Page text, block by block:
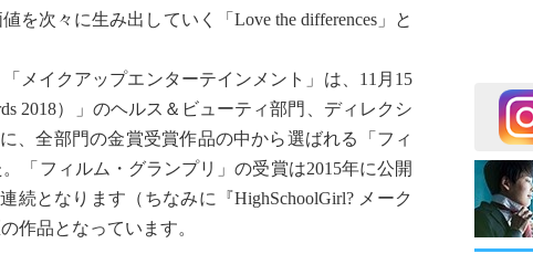
次々に生み出していく「Love the differences」と
メイクアップエンターテインメント」は、11月15
2018）」のヘルス＆ビューティ部門、ディレクシ
、全部門の金賞受賞作品の中から選ばれる「フィ
「フィルム・グランプリ」の受賞は2015年に公開
続となります（ちなみに『HighSchoolGirl? メーク
作品となっています。